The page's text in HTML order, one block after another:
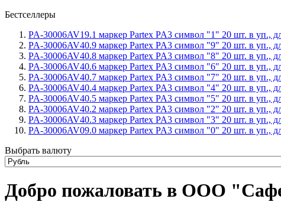
Бестселлеры
PA-30006AV19.1 маркер Partex PA3 символ "1" 20 шт. в уп.,
PA-30006AV40.9 маркер Partex PA3 символ "9" 20 шт. в уп.,
PA-30006AV40.8 маркер Partex PA3 символ "8" 20 шт. в уп.,
PA-30006AV40.6 маркер Partex PA3 символ "6" 20 шт. в уп.,
PA-30006AV40.7 маркер Partex PA3 символ "7" 20 шт. в уп.,
PA-30006AV40.4 маркер Partex PA3 символ "4" 20 шт. в уп.,
PA-30006AV40.5 маркер Partex PA3 символ "5" 20 шт. в уп.,
PA-30006AV40.2 маркер Partex PA3 символ "2" 20 шт. в уп.,
PA-30006AV40.3 маркер Partex PA3 символ "3" 20 шт. в уп.,
PA-30006AV09.0 маркер Partex PA3 символ "0" 20 шт. в уп.,
Выбрать валюту
Добро пожаловать в ООО